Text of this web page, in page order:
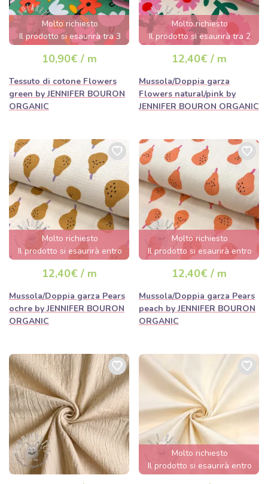
Molto richiesto
Il prodotto si esaurirà tra 3
giorni.
10,90€ / m
Tessuto di cotone Flowers
green by JENNIFER BOURON
ORGANIC
Molto richiesto
Il prodotto si esaurirà tra 2
giorni.
12,40€ / m
Mussola/Doppia garza
Flowers natural/pink by
JENNIFER BOURON ORGANIC
Molto richiesto
Il prodotto si esaurirà entro
poche ore.
12,40€ / m
Mussola/Doppia garza Pears
ochre by JENNIFER BOURON
ORGANIC
Molto richiesto
Il prodotto si esaurirà entro
poche ore.
12,40€ / m
Mussola/Doppia garza Pears
peach by JENNIFER BOURON
ORGANIC
Molto richiesto
Il prodotto si esaurirà entro
poche ore.